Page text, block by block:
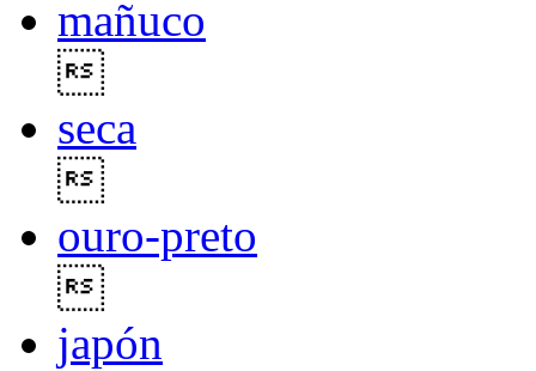
mañuco
seca
ouro-preto
japón